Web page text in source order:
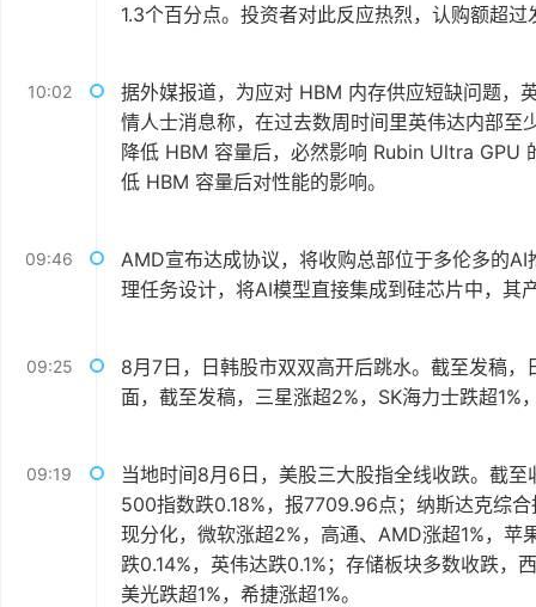
1.3个百分点。投资者对此反应热烈，认购额超
10:02
据外媒报道，为应对 HBM 内存供应短缺问题，
情人士消息称，在过去数周时间里英伟达内部
降低 HBM 容量后，必然影响 Rubin Ultra GPU
低 HBM 容量后对性能的影响。
09:46
AMD宣布达成协议，将收购总部位于多伦多的
理任务设计，将AI模型直接集成到硅芯片中，其
09:25
8月7日，日韩股市双双高开后跳水。截至发稿
面，截至发稿，三星涨超2%，SK海力士跌超1%
09:19
当地时间8月6日，美股三大股指全线收跌。截
500指数跌0.18%，报7709.96点；纳斯达克综
现分化，微软涨超2%，高通、AMD涨超1%，
跌0.14%，英伟达跌0.1%；存储板块多数收跌，
美光跌超1%，希捷涨超1%。